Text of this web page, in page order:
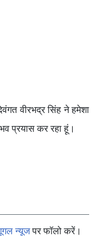
वीरभद्र सिंह ने हमेशा
प्रयास कर रहा हूं।
न्यूजपर फॉलो करें।